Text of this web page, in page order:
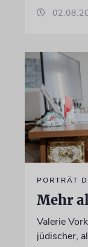
PORTRÄT
Mehr
Valerie
jüdischer,